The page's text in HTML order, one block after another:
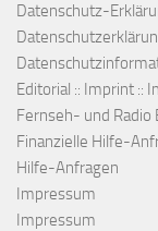
Datenschutz-
Editorial :: Imprint ::
Fernseh- und Radio
Finanzielle Hilfe-
Hilfe-Anfragen
Impressum
Impressum